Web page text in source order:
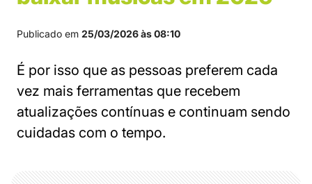
Publicado em 25/03/2026 às 08:10
É por isso que as pessoas preferem cada
vez mais ferramentas que recebem
atualizações contínuas e continuam sendo
cuidadas com o tempo.